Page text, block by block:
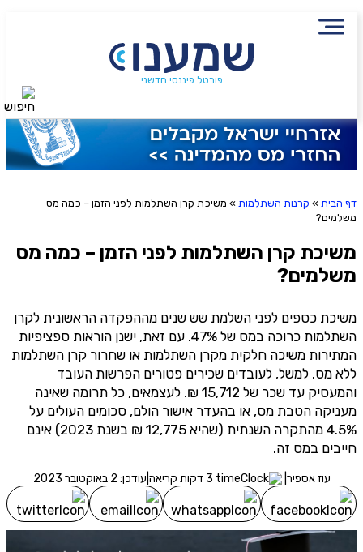
פורטל פיננסי חדשני
דף הבית » קרנות השתלמות » משיכת קרן השתלמות לפני הזמן – כמה מס
משלמים?
משיכת קרן השתלמות לפני הזמן – כמה מס
משלמים?
משיכת כספים לפני השלמת שש שנים מההפקדה הראשונית לקרן
השתלמות כרוכה במס של 47%. עם זאת, ישנן הוראות ספציפיות
המתירות משיכה חלקית מקרן השתלמות או שחרור קרן השתלמות
ללא מס. למשל, לעובדים שכירים פטורים הפרשות העובד
והמעסיק עד שכר של 15,712 ₪. לעצמאים, כל תרומה שאינה
מעניקה הטבת מס, או בהעדר אישור הולם, סכומים העולים על
4.5% מהתקרה השנתית (שהיא 12,775 ₪ בשנת 2023) אינם
חייבים במס זה.
עוז אספיר | עודכן: 2 באוקטובר 2023
הירשמו לניוזלטר שמענו ותיהנו
אני מסכימ/ה לקבלת תוכן, דברי פרסומת או עדכונים
שם מלא
פעולה נדרשת
מאשר כי פרטיי ישמשו לקבלת פניות והצעות שיווקיות למוצרים
פנסיוניים\ביטוח באמצעות טלפון, מייל או SMS מאיתנו או צד שלישי
שליחה
חיפוש